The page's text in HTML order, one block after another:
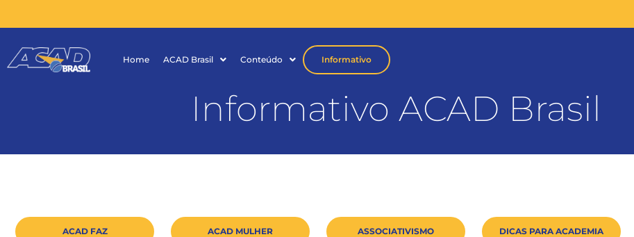
Home ACAD Brasil Conteúdo Informativo
Informativo ACAD Brasil
ACAD FAZ ACAD MULHER ASSOCIATIVISMO DICAS PARA ACADEMIA